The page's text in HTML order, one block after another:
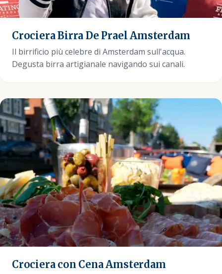
Crociera Birra De Prael Amsterdam
Il birrificio più celebre di Amsterdam sull'acqua.
Degusta birra artigianale navigando sui canali.
Crociera con Cena Amsterdam